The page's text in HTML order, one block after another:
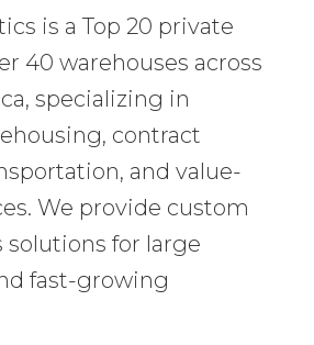
is a Top 20 private
40 warehouses across
specializing in
contract
and value-
We provide custom
solutions for large
fast-growing